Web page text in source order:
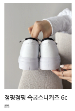
점핑점핑 속굽스니커즈 6c
m